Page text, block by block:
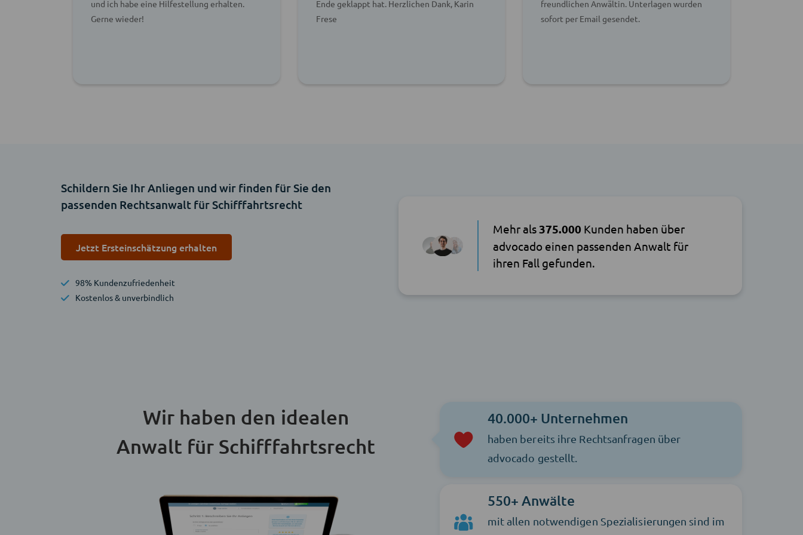
und ich habe eine Hilfestellung erhalten.
Gerne wieder!
Ende geklappt hat. Herzlichen Dank, Karin
Frese
freundlichen Anwältin. Unterlagen wurden
sofort per Email gesendet.
Schildern Sie Ihr Anliegen und wir finden für Sie den
passenden Rechtsanwalt für Schifffahrtsrecht
Jetzt Ersteinschätzung erhalten
98% Kundenzufriedenheit
Kostenlos & unverbindlich
Mehr als375.000 Kunden haben über
advocado einen passenden Anwalt für
ihren Fall gefunden.
Wir haben den idealen
Anwalt für Schifffahrtsrecht
40.000+ Unternehmen
haben bereits ihre Rechtsanfragen über
advocado gestellt.
550+ Anwälte
mit allen notwendigen Spezialisierungen sind im